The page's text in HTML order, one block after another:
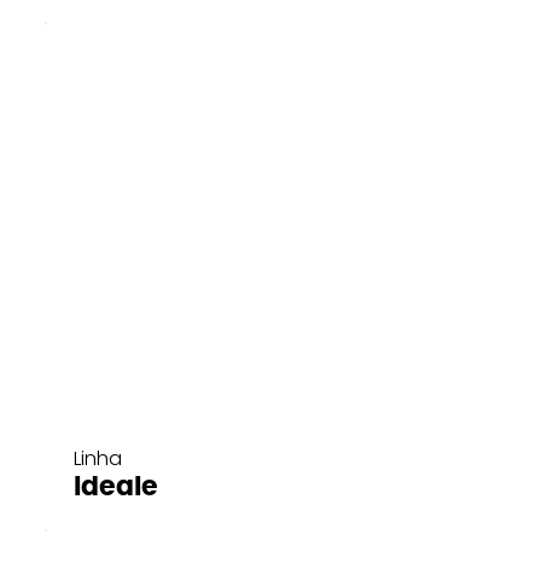
Linha
Ideale